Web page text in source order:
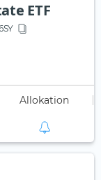
ETF
Allokation